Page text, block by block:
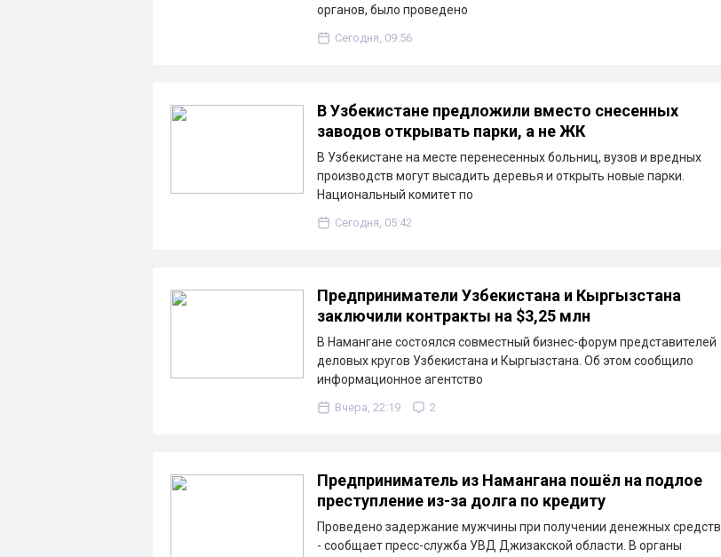
органов, было проведено
Сегодня, 09:56
В Узбекистане предложили вместо снесенных
заводов открывать парки, а не ЖК
В Узбекистане на месте перенесенных больниц, вузов и вредных
производств могут высадить деревья и открыть новые парки.
Национальный комитет по
Сегодня, 05:42
Предприниматели Узбекистана и Кыргызстана
заключили контракты на $3,25 млн
В Намангане состоялся совместный бизнес-форум представителей
деловых кругов Узбекистана и Кыргызстана. Об этом сообщило
информационное агентство
Вчера, 22:19 2
Предприниматель из Намангана пошёл на подлое
преступление из-за долга по кредиту
Проведено задержание мужчины при получении денежных средств
- сообщает пресс-служба УВД Джизакской области. В органы